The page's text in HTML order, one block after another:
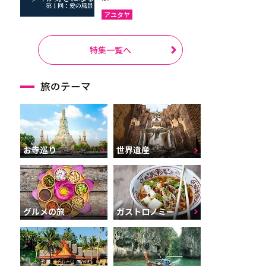
アユタヤ
特集一覧へ
旅のテーマ
お寺巡り 世界遺産
グルメの旅 ガストロノミー